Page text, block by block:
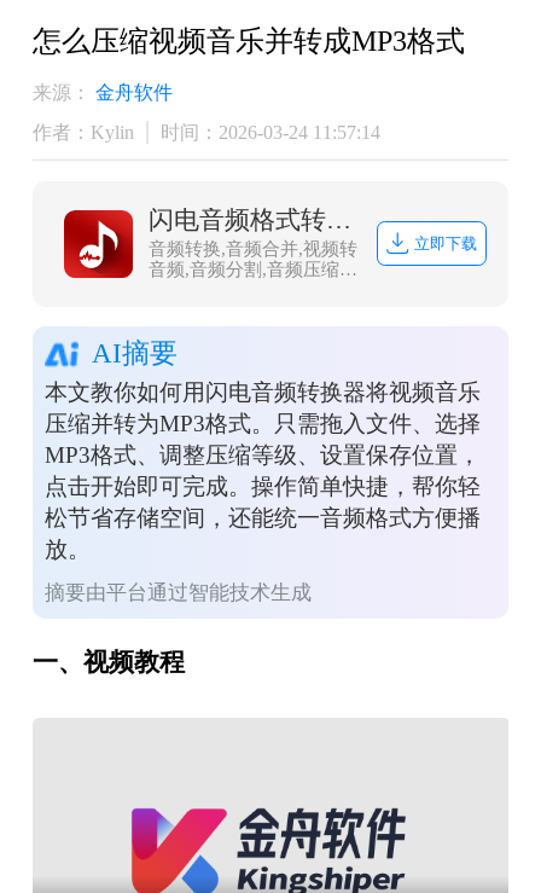
怎么压缩视频音乐并转成MP3格式
来源：
金舟软件
作者：Kylin
时间：2026-03-24 11:57:14
闪电音频格式转换器
音频转换,音频合并,视频转
音频,音频分割,音频压缩,
的音乐音频转换软件，集
合了音频格式转换、音频
合并、视频音频提取、音
频分割、音频压缩、视频
转音频，调整声音大小等
多种功能。
立即下载
AI摘要
本文教你如何用闪电音频转换器将视频音乐
压缩并转为MP3格式。只需拖入文件、选择
MP3格式、调整压缩等级、设置保存位置，
点击开始即可完成。操作简单快捷，帮你轻
松节省存储空间，还能统一音频格式方便播
放。
摘要由平台通过智能技术生成
一、视频教程